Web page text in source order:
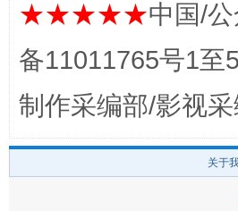
★★★★★中国/
备11011765号1至
制作采编部/影视
关于